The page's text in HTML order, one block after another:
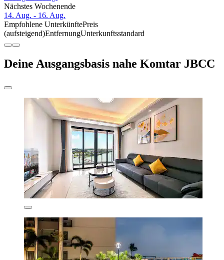
Nächstes Wochenende
14. Aug. - 16. Aug.
Empfohlene UnterkünftePreis
(aufsteigend)EntfernungUnterkunftsstandard
Deine Ausgangsbasis nahe Komtar JBCC